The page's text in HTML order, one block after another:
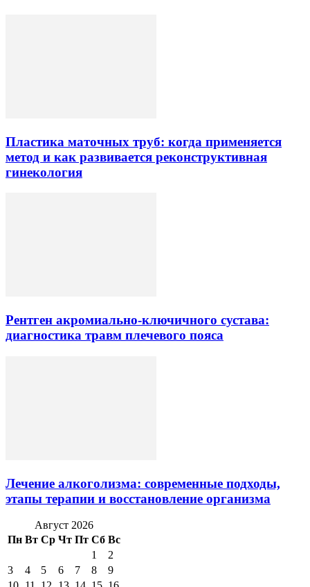
Пластика маточных труб: когда применяется
метод и как развивается реконструктивная
гинекология
Рентген акромиально-ключичного сустава:
диагностика травм плечевого пояса
Лечение алкоголизма: современные подходы,
этапы терапии и восстановление организма
Август 2026
Пн Вт Ср Чт Пт Сб Вс
1
2
3
4 5 6 7 8
9